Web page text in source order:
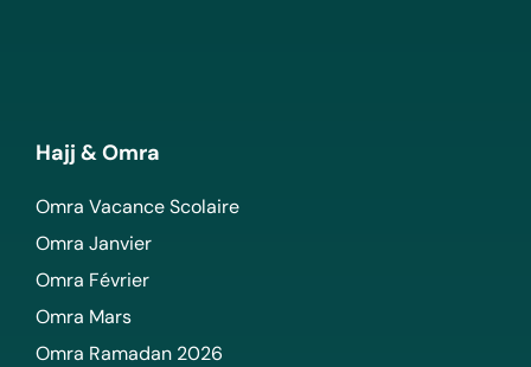
Hajj & Omra
Omra Vacance Scolaire
Omra Janvier
Omra Février
Omra Mars
Omra Ramadan 2026